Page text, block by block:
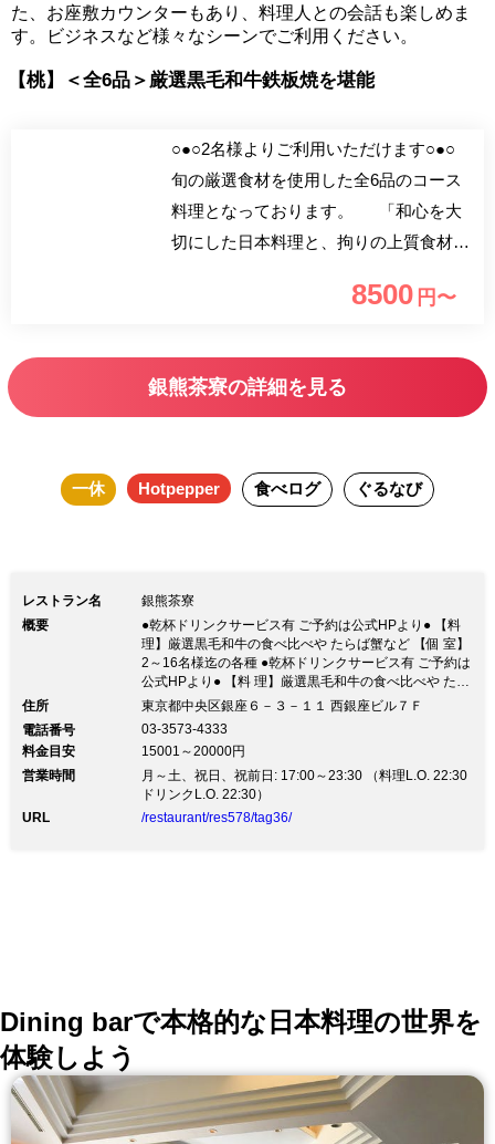
た、お座敷カウンターもあり、料理人との会話も楽しめま
す。ビジネスなど様々なシーンでご利用ください。
【桃】＜全6品＞厳選黒毛和牛鉄板焼を堪能
○●○2名様よりご利用いただけます○●○
旬の厳選食材を使用した全6品のコース
料理となっております。 「和心を大
切にした日本料理と、拘りの上質食材の
した本格職人達が、繊細な味覚と確かな
った鉄板焼をご提供致します。お客様に
心からゆっくり寛いで頂きたく、お部屋
うお座敷カウンターもご用意致しまし
8500 円〜
銀熊茶寮の詳細を見る
一休 Hotpepper 食べログ ぐるなび
レストラン名
銀熊茶寮
概要
●乾杯ドリンクサービス有 ご予約は公式HPより● 【料
理】厳選黒毛和牛の食べ比べや たらば蟹など 【個 室】
2～16名様迄の各種 ●乾杯ドリンクサービス有 ご予約は
公式HPより● 【料 理】厳選黒毛和牛の食べ比べや たら
ば蟹など 【個 室】2～16名様迄の各種◇-----旬の食材を
さい-----◇ 神戸ビーフの生産者の希少な独自ブランド
『太田牛』をご用意。 季節の和食などに海鮮と太田牛
の鉄板焼きをご堪能頂けるコースをご用意。接待や会
席、記念日や会食などでご利用下さい。 【 特選コース
料理 】 鉄板会席『楓』＜全8品＞ 10,000円 鉄板会席
住所
東京都中央区銀座６－３－１１ 西銀座ビル７Ｆ
電話番号
03-3573-4333
料金目安
15001～20000円
営業時間
月～土、祝日、祝前日: 17:00～23:30 （料理L.O. 22:30
ドリンクL.O. 22:30）
URL
/restaurant/res578/tag36/
Dining barで本格的な日本料理の世界を
体験しよう